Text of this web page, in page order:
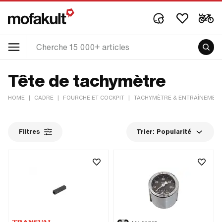
Tête de tachymètre
HOME | CADRE | FOURCHE ET COCKPIT | TACHYMÈTRE &
Filtres Trier: Popularité